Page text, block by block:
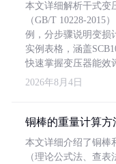
本文详细解析干式变
（GB/T 10228-2015
例，分步骤说明变损
实例表格，涵盖
快速掌握变压器能效
2026年8月4日
铜棒的重量计算方
本文详细介绍了铜棒
（理论公式法、查